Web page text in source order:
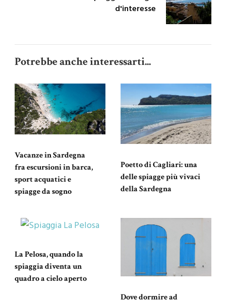
d'interesse
Potrebbe anche interessarti...
Vacanze in Sardegna
fra escursioni in barca,
sport acquatici e
spiagge da sogno
Poetto di Cagliari: una
delle spiagge più vivaci
della Sardegna
La Pelosa, quando la
spiaggia diventa un
quadro a cielo aperto
Dove dormire ad